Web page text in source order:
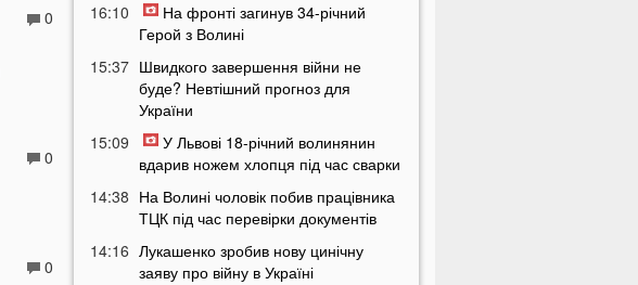
0
0
0
16:10
На фронті загинув 34-річний
Герой з Волині
15:37 Швидкого завершення війни не
буде? Невтішний прогноз для
України
15:09
У Львові 18-річний волинянин
вдарив ножем хлопця під час сварки
14:38 На Волині чоловік побив працівника
ТЦК під час перевірки документів
14:16 Лукашенко зробив нову цинічну
заяву про війну в Україні